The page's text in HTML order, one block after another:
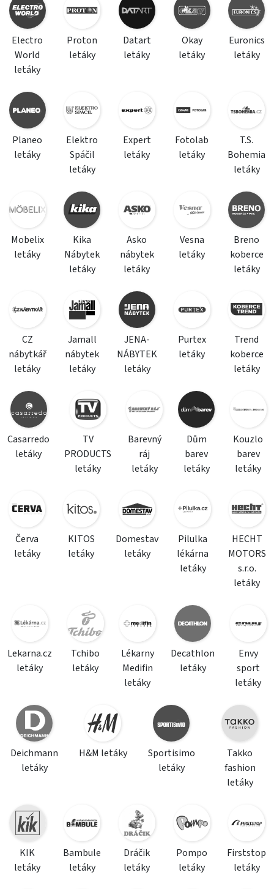
Electro
World
letáky
Proton
letáky
Datart
letáky
Okay
letáky
Euronics
letáky
Planeo
letáky
Elektro
Spáčil
letáky
Expert
letáky
Fotolab
letáky
T.S.
Bohemia
letáky
Mobelix
letáky
Kika
Nábytek
letáky
Asko
nábytek
letáky
Vesna
letáky
Breno
koberce
letáky
CZ
nábytkář
letáky
Jamall
nábytek
letáky
JENA-
NÁBYTEK
letáky
Purtex
letáky
Trend
koberce
letáky
Casarredo
letáky
TV
PRODUCTS
letáky
Barevný
ráj
letáky
Dům
barev
letáky
Kouzlo
barev
letáky
Červa
letáky
KITOS
letáky
Domestav
letáky
Pilulka
lékárna
letáky
HECHT
MOTORS
s.r.o.
letáky
Lekarna.cz
letáky
Tchibo
letáky
Lékarny
Medifin
letáky
Decathlon
letáky
Envy
sport
letáky
Deichmann
letáky
H&M letáky
Sportisimo
letáky
Takko
fashion
letáky
KIK
letáky
Bambule
letáky
Dráčik
letáky
Pompo
letáky
Firststop
letáky